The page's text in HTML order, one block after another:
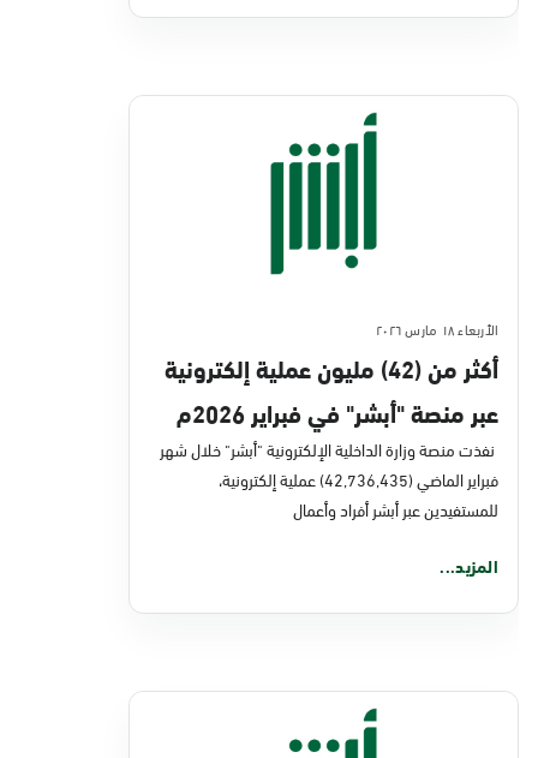
الأربعاء ١٨ مارس ٢٠٢٦
أكثر من (42) مليون عملية إلكترونية
عبر منصة "أبشر" في فبراير 2026م
نفذت منصة وزارة الداخلية الإلكترونية "أبشر" خلال شهر
فبراير الماضي (42,736,435) عملية إلكترونية،
للمستفيدين عبر أبشر أفراد وأعمال
المزيد...